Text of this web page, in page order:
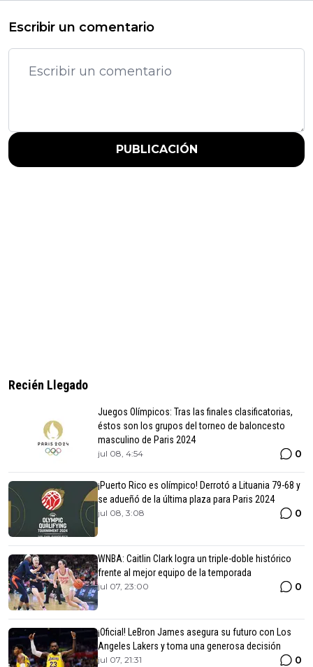
Escribir un comentario
PUBLICACIÓN
Recién Llegado
Juegos Olímpicos: Tras las finales clasificatorias,
éstos son los grupos del torneo de baloncesto
masculino de Paris 2024
jul 08, 4:54 0
¡Puerto Rico es olímpico! Derrotó a Lituania 79-68 y
se adueñó de la última plaza para Paris 2024
jul 08, 3:08 0
WNBA: Caitlin Clark logra un triple-doble histórico
frente al mejor equipo de la temporada
jul 07, 23:00 0
¡Oficial! LeBron James asegura su futuro con Los
Angeles Lakers y toma una generosa decisión
jul 07, 21:31 0